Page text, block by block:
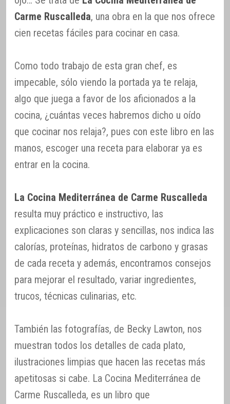
Carme Ruscalleda, una obra en la que nos ofrece
cien recetas fáciles para cocinar en casa.
Como todo trabajo de esta gran chef, es
impecable, sólo viendo la portada ya te relaja,
algo que juega a favor de los aficionados a la
cocina, ¿cuántas veces habremos dicho u oído
que cocinar nos relaja?, pues con este libro en las
manos, escoger una receta para elaborar ya es
entrar en la cocina.
La Cocina Mediterránea de Carme Ruscalleda
resulta muy práctico e instructivo, las
explicaciones son claras y sencillas, nos indica las
calorías, proteínas, hidratos de carbono y grasas
de cada receta y además, encontramos consejos
para mejorar el resultado, variar ingredientes,
trucos, técnicas culinarias, etc.
También las fotografías, de Becky Lawton, nos
muestran todos los detalles de cada plato,
ilustraciones limpias que hacen las recetas más
apetitosas si cabe. La Cocina Mediterránea de
Carme Ruscalleda, es un libro que